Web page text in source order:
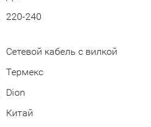
220-240
Сетевой кабель с вилкой
Термекс
Dion
Китай